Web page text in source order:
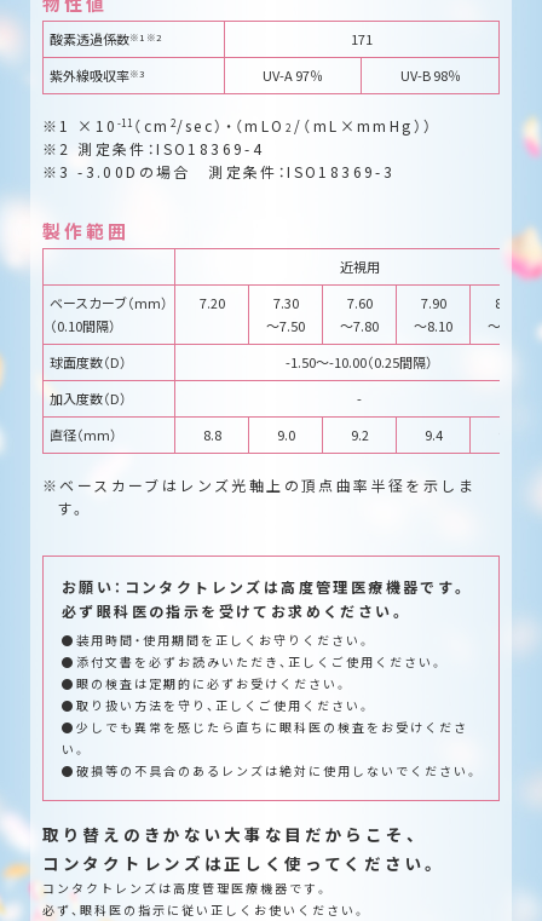
酸素透過係数※1 ※2
171
紫外線吸収率※3 UV-A 97％ UV-B 98％
1 ×10-11 （cm 2/sec）・（mLO 2 /（mL×mmHg））
2 測定条件：ISO18369-4
3 -3.00Dの場合 測定条件：ISO18369-3
製作範囲
近視用
ベースカーブ（mm）
（0.10間隔）
7.20
7.30
～7.50
7.60
～7.80
7.90
～8.10
8.20
～8.40
球面度数（D）
-1.50～-10.00（0.25間隔）
加入度数（D）
-
直径（mm）
8.8 9.0 9.2 9.4
ベースカーブはレンズ光軸上の頂点曲率半径を示しま
す。
お願い：コンタクトレンズは高度管理医療機器です。
必ず眼科医の指示を受けてお求めください。
●装用時間・使用期間を正しくお守りください。
●添付文書を必ずお読みいただき、正しくご使用ください。
●眼の検査は定期的に必ずお受けください。
●取り扱い方法を守り、正しくご使用ください。
●少しでも異常を感じたら直ちに眼科医の検査をお受けくださ
い。
●破損等の不具合のあるレンズは絶対に使用しないでください。
取り替えのきかない大事な目だからこそ、
コンタクトレンズは正しく使ってください。
コンタクトレンズは高度管理医療機器です。
必ず、眼科医の指示に従い正しくお使いください。